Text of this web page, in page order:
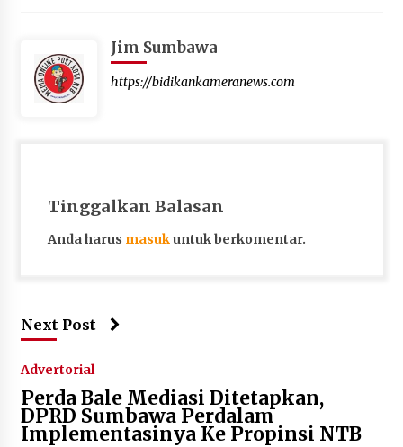
Jim Sumbawa
https://bidikankameranews.com
Tinggalkan Balasan
Anda harus masukuntuk berkomentar.
Next Post
Advertorial
Perda Bale Mediasi Ditetapkan,
DPRD Sumbawa Perdalam
Implementasinya Ke Propinsi NTB